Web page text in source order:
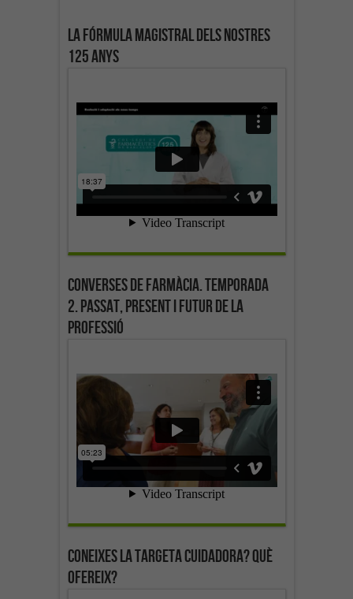
La fórmula magistral dels nostres
125 anys
Converses de farmàcia. Temporada
2. Passat, present i futur de la
professió
Coneixes la targeta cuidadora? Què
ofereix?